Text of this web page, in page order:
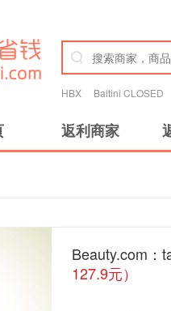
HBX Baltini CLOSED
返利商家
Beauty.com：
127.9元）